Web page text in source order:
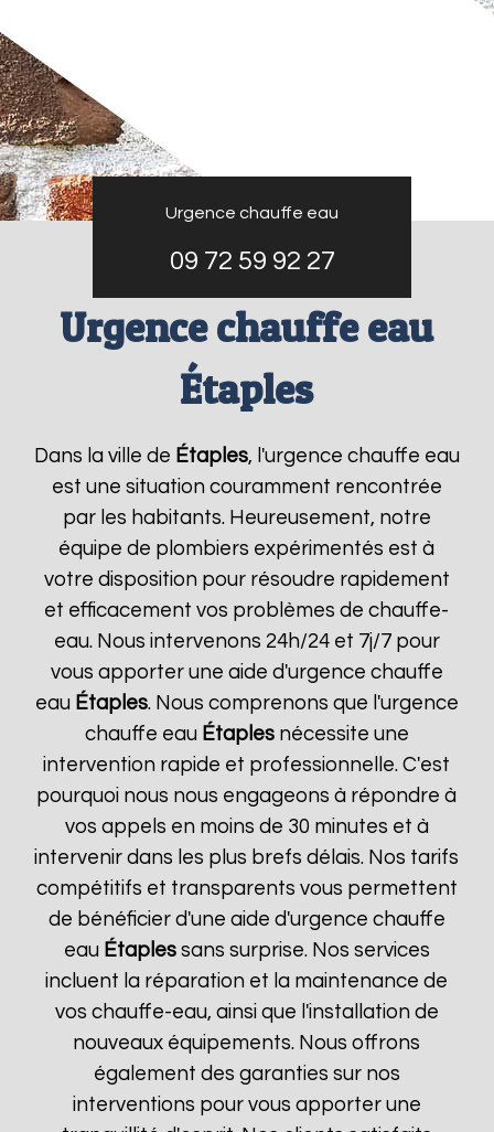
Urgence chauffe eau
09 72 59 92 27
Urgence chauffe eau
Étaples
Dans la ville de Étaples, l'urgence chauffe eau
est une situation couramment rencontrée
par les habitants. Heureusement, notre
équipe de plombiers expérimentés est à
votre disposition pour résoudre rapidement
et efficacement vos problèmes de chauffe-
eau. Nous intervenons 24h/24 et 7j/7 pour
vous apporter une aide d'urgence chauffe
eau Étaples. Nous comprenons que l'urgence
chauffe eau Étaplesnécessite une
intervention rapide et professionnelle. C'est
pourquoi nous nous engageons à répondre à
vos appels en moins de 30 minutes et à
intervenir dans les plus brefs délais. Nos tarifs
compétitifs et transparents vous permettent
de bénéficier d'une aide d'urgence chauffe
eau Étaplessans surprise. Nos services
incluent la réparation et la maintenance de
vos chauffe-eau, ainsi que l'installation de
nouveaux équipements. Nous offrons
également des garanties sur nos
interventions pour vous apporter une